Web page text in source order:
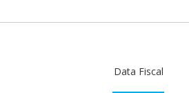
Data Fiscal